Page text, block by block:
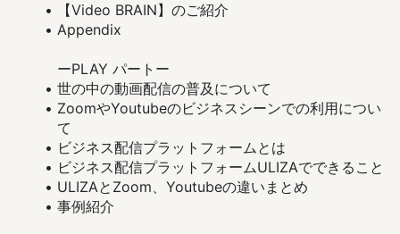
【Video BRAIN】のご紹介
Appendix
ーPLAY パートー
世の中の動画配信の普及について
ZoomやYoutubeのビジネスシーンでの利用につい
て
ビジネス配信プラットフォームとは
ビジネス配信プラットフォームULIZAでできること
ULIZAとZoom、Youtubeの違いまとめ
事例紹介